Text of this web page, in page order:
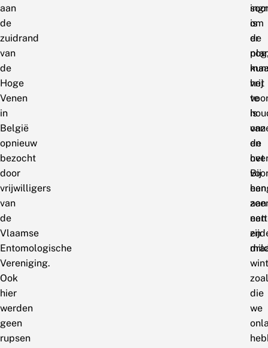
aan
de
zuidrand
van
de
Hoge
Venen
in
België
opnieuw
bezocht
door
vrijwilligers
van
de
Vlaamse
Entomologische
Vereniging.
Ook
hier
werden
geen
rupsen
is
er
het
is
en
het
aan
een
om
de
vrij
te
van
de
Bij
een
en
die
we